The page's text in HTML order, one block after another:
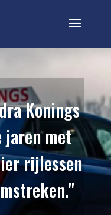
Konings
jaren met
rijlessen